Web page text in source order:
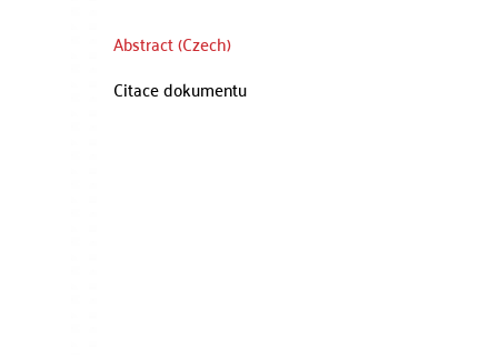
Abstract (Czech)
Citace dokumentu